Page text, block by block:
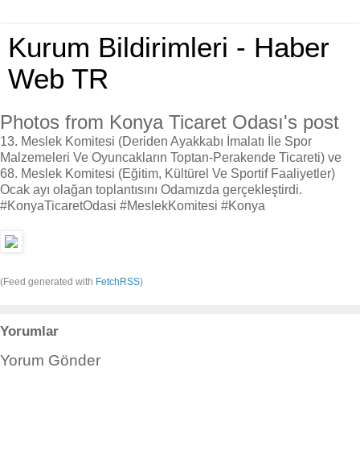
Kurum Bildirimleri - Haber
Web TR
Photos from Konya Ticaret Odası's post
13. Meslek Komitesi (Deriden Ayakkabı İmalatı İle Spor
Malzemeleri Ve Oyuncakların Toptan-Perakende Ticareti) ve
68. Meslek Komitesi (Eğitim, Kültürel Ve Sportif Faaliyetler)
Ocak ayı olağan toplantısını Odamızda gerçekleştirdi.
#KonyaTicaretOdasi #MeslekKomitesi #Konya
(Feed generated with FetchRSS)
Yorumlar
Yorum Gönder